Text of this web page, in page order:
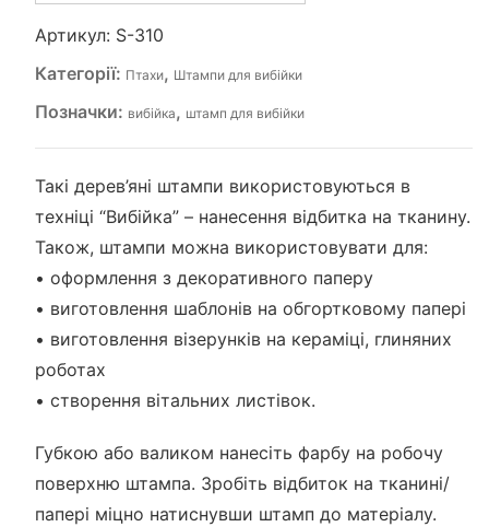
Артикул: S-310
Категорії: Птахи, Штампи для вибійки
Позначки: вибійка, штамп для вибійки
Такі дерев’яні штампи використовуються в
техніці “Вибійка” – нанесення відбитка на тканину.
Також, штампи можна використовувати для:
• оформлення з декоративного паперу
• виготовлення шаблонів на обгортковому папері
• виготовлення візерунків на кераміці, глиняних
роботах
• створення вітальних листівок.
Губкою або валиком нанесіть фарбу на робочу
поверхню штампа. Зробіть відбиток на тканині/
папері міцно натиснувши штамп до матеріалу.